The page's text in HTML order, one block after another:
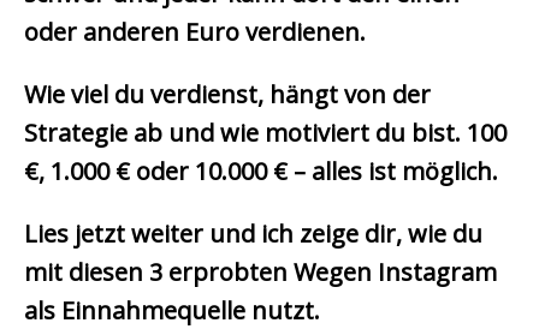
oder anderen Euro verdienen.
Wie viel du verdienst, hängt von der
Strategie ab und wie motiviert du bist. 100
€, 1.000 € oder 10.000 € – alles ist möglich.
Lies jetzt weiter und ich zeige dir, wie du
mit diesen 3 erprobten Wegen Instagram
als Einnahmequelle nutzt.